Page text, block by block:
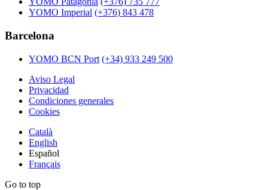
YOMO Imperial (+376) 843 478
Barcelona
YOMO BCN Port (+34) 933 249 500
Aviso Legal
Privacidad
Condiciones generales
Cookies
Català
English
Español
Français
Go to top